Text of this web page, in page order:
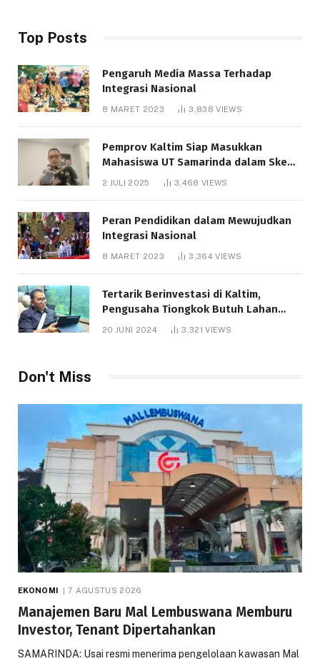
Top Posts
Pengaruh Media Massa Terhadap
Integrasi Nasional
8 MARET 2023 3,838VIEWS
Pemprov Kaltim Siap Masukkan
Mahasiswa UT Samarinda dalam Skema
Bantuan Pendidikan Gratispol
2 JULI 2025 3,468 VIEWS
Peran Pendidikan dalam Mewujudkan
Integrasi Nasional
8 MARET 2023 3,364VIEWS
Tertarik Berinvestasi di Kaltim,
Pengusaha Tiongkok Butuh Lahan
20 JUNI 2024 3,321VIEWS
Don't Miss
EKONOMI 7 AGUSTUS 2026
Manajemen Baru Mal Lembuswana Memburu
Investor, Tenant Dipertahankan
SAMARINDA: Usai resmi menerima pengelolaan kawasan Mal